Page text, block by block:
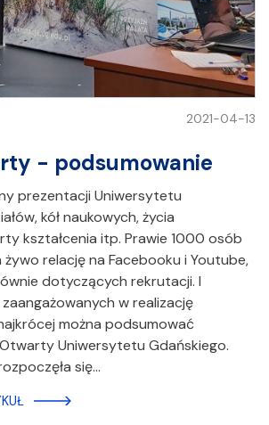
2021-04-13
- podsumowanie
prezentacji Uniwersytetu
kół naukowych, życia
kształcenia itp. Prawie 1000 osób
relację na Facebooku i Youtube,
dotyczących rekrutacji. I
w realizację
można podsumować
Uniwersytetu Gdańskiego.
się…